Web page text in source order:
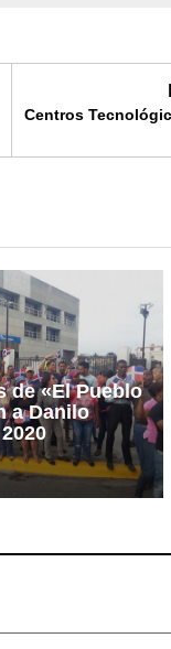
Centros
de «El Pueblo
a Danilo